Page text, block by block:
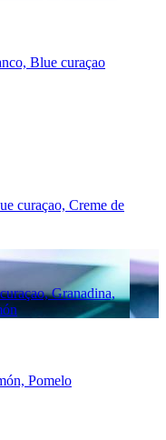
Blue curaçao
curaçao, Creme de
Granadina,
Pomelo